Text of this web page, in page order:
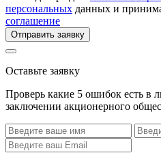
персональных данных и
соглашение
Отправить заявку
Оставьте заявку
Проверь какие 5 ошибок есть в
заключении акционерного